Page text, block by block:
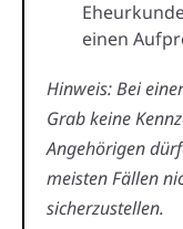
einen
Hinweis: Bei
Grab keine
Angehörigen
meisten Fällen
sicherzustellen.